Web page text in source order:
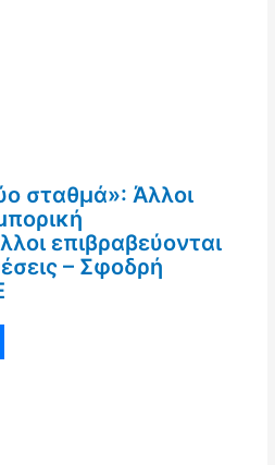
σταθμά»: Άλλοι
επιβραβεύονται
– Σφοδρή